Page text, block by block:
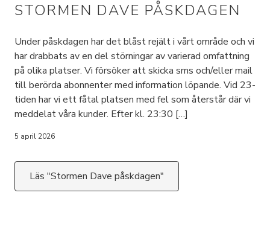
STORMEN DAVE PÅSKDAGEN
Under påskdagen har det blåst rejält i vårt område och vi
har drabbats av en del störningar av varierad omfattning
på olika platser. Vi försöker att skicka sms och/eller mail
till berörda abonnenter med information löpande. Vid 23-
tiden har vi ett fåtal platsen med fel som återstår där vi
meddelat våra kunder. Efter kl. 23:30 […]
5 april 2026
Läs "Stormen Dave påskdagen"